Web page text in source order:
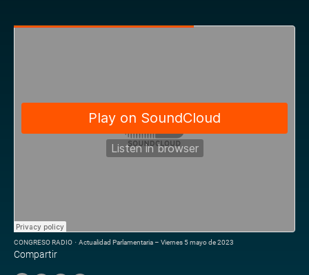
CONGRESO RADIO · Actualidad Parlamentaria – Viernes 5 mayo de 2023
Compartir